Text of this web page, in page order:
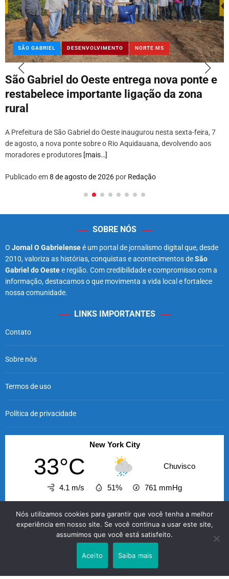
SÃO GABRIEL DESENVOLVIMENTO NORTE MS
São Gabriel do Oeste entrega nova ponte e
restabelece importante ligação da zona
rural
A Prefeitura de São Gabriel do Oeste inaugurou nesta sexta-feira, 7
de agosto, a nova ponte sobre o Rio Aquidauana, devolvendo aos
moradores e produtores [mais…]
Publicado em8 de agosto de 2026 por Redação
SOBRE NÓS
O Jornal O Gabrielenseé um portal de jornalismo digital que, desde
2010, valoriza as histórias, conquistas e acontecimentos deSão
Gabriel do Oestee região. Com credibilidade e compromisso com a
informação, destacamos o que movimenta a vida local e fortalece
nossa comunidade.
LINKS IMPORTANTES
Contato
Sobre nós
Termos de uso
Política de privacidade
New York City
33°C Chuvisco
4.1 m/s 51% 761 mmHg
33°C 27°C 25°C 26°C
O GABRIELENSE © 2026 - A informação com credibilidade
Nós utilizamos cookies para garantir que você tenha a melhor
experiência em nosso site. Se você continua a usar este site,
assumimos que você está satisfeito.
Aceito Saiba mais